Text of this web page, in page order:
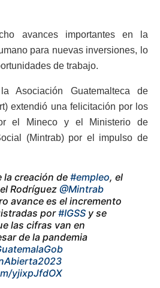
avances importantes en la
para nuevas inversiones, lo
de trabajo.
Asociación Guatemalteca de
extendió una felicitación por los
el Mineco y el Ministerio de
(Mintrab) por el impulso de
la creación de#empleo, el
Rodríguez @Mintrab
avance es el incremento
por#IGSS y se
las cifras van en
de la pandemia
yjixpJfdOX